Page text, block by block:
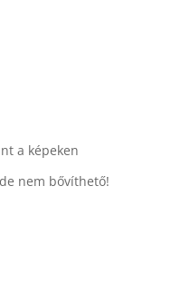
a képeken
nem bővíthető!